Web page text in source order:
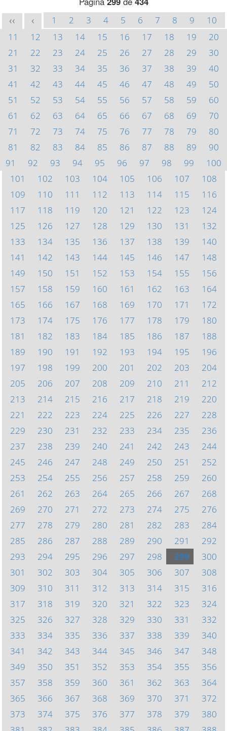
<< < 1 2 3 4 5 6 7 8 9
10
11
12 13 14 15 16 17 18 19
20
21
22 23 24 25 26 27 28 29
30
31
32 33 34 35 36 37 38 39
40
41
42 43 44 45 46 47 48 49
50
51
52 53 54 55 56 57 58 59
60
61
62 63 64 65 66 67 68 69
70
71
72 73 74 75 76 77 78 79
80
81
82 83 84 85 86 87 88 89
90
91
92 93 94 95 96 97 98 99
100
101
102 103 104 105 106 107
108
109
110 111 112 113 114 115
116
117
118 119 120 121 122 123
124
125
126 127 128 129 130 131
132
133
134 135 136 137 138 139
140
141
142 143 144 145 146 147
148
149
150 151 152 153 154 155
156
157
158 159 160 161 162 163
164
165
166 167 168 169 170 171
172
173
174 175 176 177 178 179
180
181
182 183 184 185 186 187
188
189
190 191 192 193 194 195
196
197
198 199 200 201 202 203
204
205
206 207 208 209 210 211
212
213
214 215 216 217 218 219
220
221
222 223 224 225 226 227
228
229
230 231 232 233 234 235
236
237
238 239 240 241 242 243
244
245
246 247 248 249 250 251
252
253
254 255 256 257 258 259
260
261
262 263 264 265 266 267
268
269
270 271 272 273 274 275
276
277
278 279 280 281 282 283
284
285
286 287 288 289 290 291
292
293
294 295 296 297 298 299
300
301
302 303 304 305 306 307
308
309
310 311 312 313 314 315
316
317
318 319 320 321 322 323
324
325
326 327 328 329 330 331
332
333
334 335 336 337 338 339
340
341
342 343 344 345 346 347
348
349
350 351 352 353 354 355
356
357
358 359 360 361 362 363
364
365
366 367 368 369 370 371
372
373
374 375 376 377 378 379
380